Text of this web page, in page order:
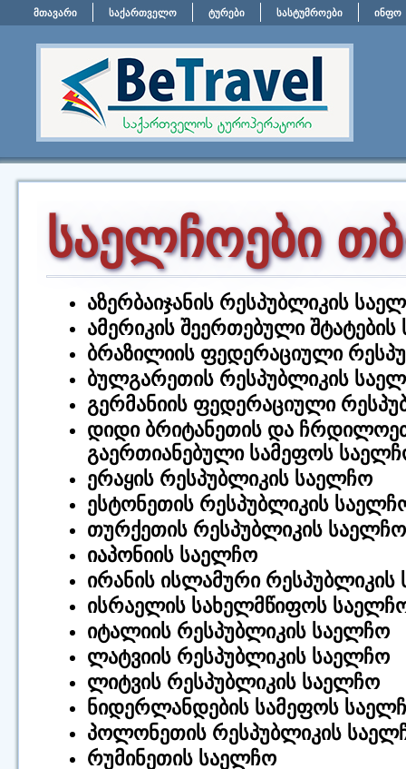
მთავარი საქართველო ტურები სასტუმროები ინფო
საელჩოები
აზერბაიჯანის რესპუბლიკის
ამერიკის შეერთებული
ბრაზილიის ფედერაციული
ბულგარეთის რესპუბლიკის
გერმანიის ფედერაციული
დიდი ბრიტანეთის და
გაერთიანებული სამეფოს
ერაყის რესპუბლიკის საელჩო
ესტონეთის რესპუბლიკის
თურქეთის რესპუბლიკის საელჩო
იაპონიის საელჩო
ირანის ისლამური რესპუბლიკის
ისრაელის სახელმწიფოს
იტალიის რესპუბლიკის საელჩო
ლატვიის რესპუბლიკის საელჩო
ლიტვის რესპუბლიკის საელჩო
ნიდერლანდების სამეფოს
პოლონეთის რესპუბლიკის
რუმინეთის საელჩო